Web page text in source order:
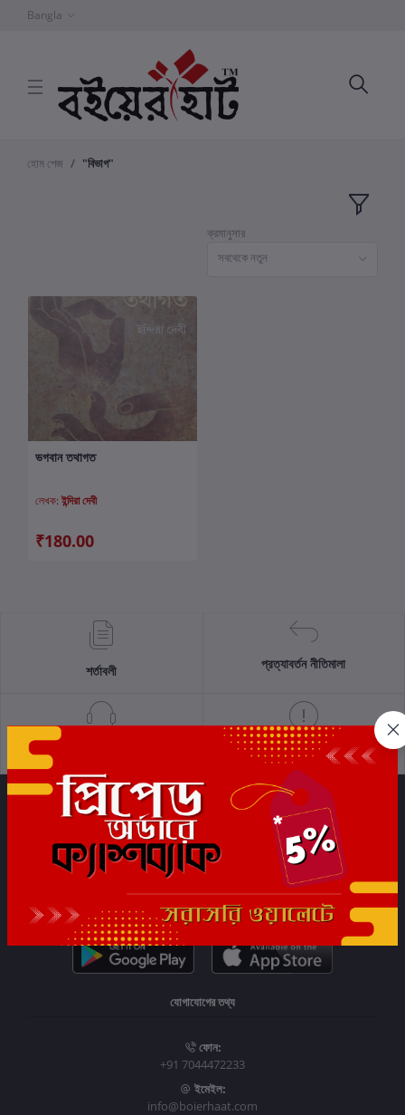
Bangla
হোম পেজ "বিভাগ"
ক্রমানুসার
সবথেকে নতুন
কার্টে যোগ করুন
ভগবান তথাগত
লেখক: ইন্দিরা দেবী
₹180.00
শর্তাবলী প্রত্যাবর্তন নীতিমালা
গোপনীয়তা নীতি
সাবস্ক্রাইব
যোগাযোগের তথ্য
ফোন:
+91 7044472233
ইমেইল:
info@boierhaat.com